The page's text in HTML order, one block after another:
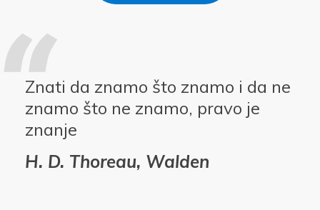
Znati da znamo što znamo i da ne
znamo što ne znamo, pravo je
znanje
H. D. Thoreau, Walden